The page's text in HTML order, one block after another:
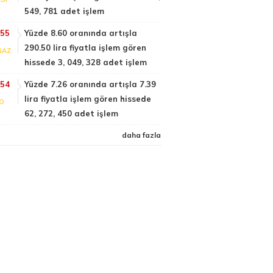
549, 781 adet işlem
Yüzde 8.60 oranında artışla
290.50 lira fiyatla işlem gören
hissede 3, 049, 328 adet işlem
Yüzde 7.26 oranında artışla 7.39
lira fiyatla işlem gören hissede
62, 272, 450 adet işlem
daha fazla